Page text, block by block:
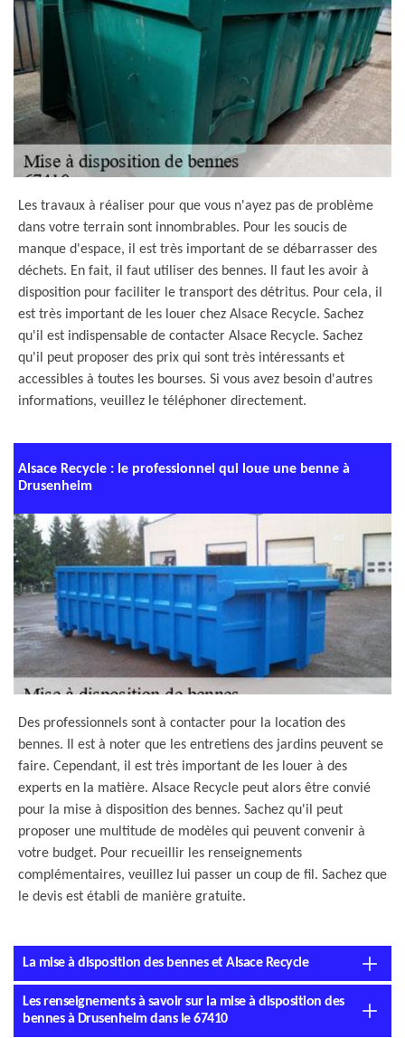
Les travaux à réaliser pour que vous n'ayez pas de problème
dans votre terrain sont innombrables. Pour les soucis de
manque d'espace, il est très important de se débarrasser des
déchets. En fait, il faut utiliser des bennes. Il faut les avoir à
disposition pour faciliter le transport des détritus. Pour cela, il
est très important de les louer chez Alsace Recycle. Sachez
qu'il est indispensable de contacter Alsace Recycle. Sachez
qu'il peut proposer des prix qui sont très intéressants et
accessibles à toutes les bourses. Si vous avez besoin d'autres
informations, veuillez le téléphoner directement.
Alsace Recycle : le professionnel qui loue une benne à
Drusenheim
Des professionnels sont à contacter pour la location des
bennes. Il est à noter que les entretiens des jardins peuvent se
faire. Cependant, il est très important de les louer à des
experts en la matière. Alsace Recycle peut alors être convié
pour la mise à disposition des bennes. Sachez qu'il peut
proposer une multitude de modèles qui peuvent convenir à
votre budget. Pour recueillir les renseignements
complémentaires, veuillez lui passer un coup de fil. Sachez que
le devis est établi de manière gratuite.
La mise à disposition des bennes et Alsace Recycle
Les renseignements à savoir sur la mise à disposition des
bennes à Drusenheim dans le 67410